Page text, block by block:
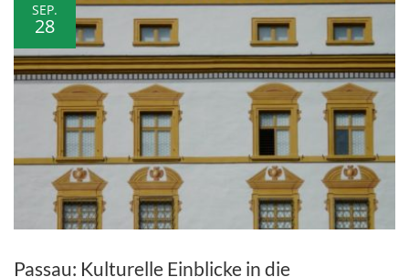
SEP.
28
Passau: Kulturelle Einblicke in die